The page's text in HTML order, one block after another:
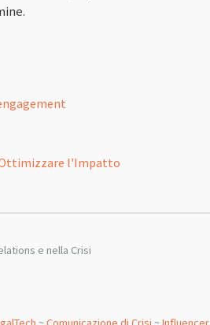
l'Impatto
e nella Crisi